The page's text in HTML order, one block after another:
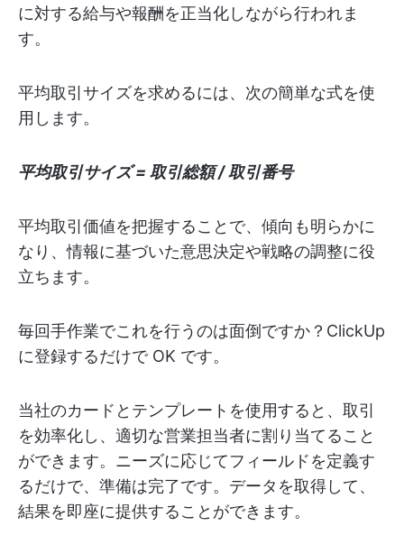
に対する給与や報酬を正当化しながら行われま
す。
平均取引サイズを求めるには、次の簡単な式を使
用します。
平均取引サイズ = 取引総額 / 取引番号
平均取引価値を把握することで、傾向も明らかに
なり、情報に基づいた意思決定や戦略の調整に役
立ちます。
毎回手作業でこれを行うのは面倒ですか？ClickUp
に登録するだけで OK です。
当社のカードとテンプレートを使用すると、取引
を効率化し、適切な営業担当者に割り当てること
ができます。ニーズに応じてフィールドを定義す
るだけで、準備は完了です。データを取得して、
結果を即座に提供することができます。